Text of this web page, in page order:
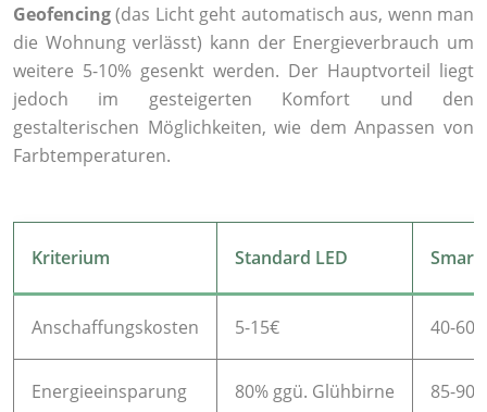
Geofencing(das Licht geht automatisch aus, wenn man
die Wohnung verlässt) kann der Energieverbrauch um
weitere 5-10% gesenkt werden. Der Hauptvorteil liegt
jedoch im gesteigerten Komfort und den
gestalterischen Möglichkeiten, wie dem Anpassen von
Farbtemperaturen.
Kriterium Standard LED Smart
Anschaffungskosten 5-15€ 40-60€
Energieeinsparung 80% ggü. Glühbirne 85-